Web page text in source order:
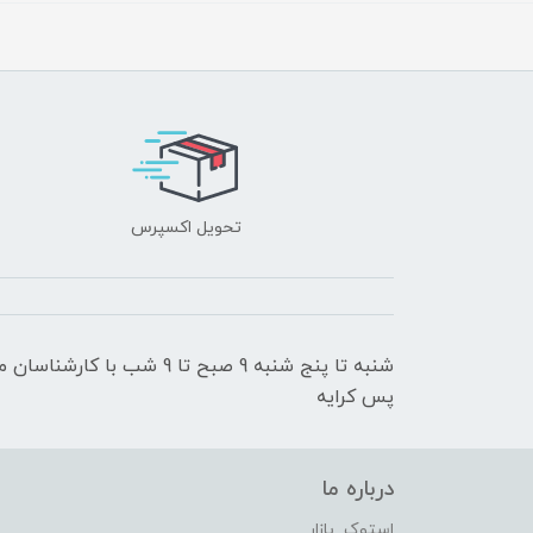
تحویل اکسپرس
شنبه تا پنج شنبه 9 صبح
پس کرایه
درباره ما